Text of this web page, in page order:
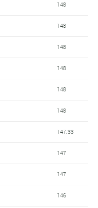
148
148
148
148
148
148
147.33
147
147
146